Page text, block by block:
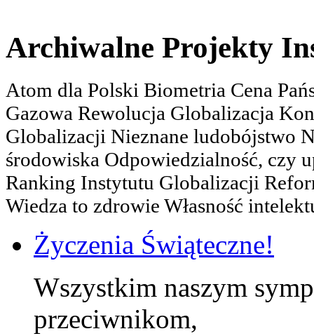
Archiwalne Projekty
Atom dla Polski Biometria Cena
Gazowa Rewolucja Globalizacja
Globalizacji Nieznane ludobójstwo
środowiska Odpowiedzialność, czy
Ranking Instytutu Globalizacji
Wiedza to zdrowie Własność
Życzenia Świąteczne!
Wszystkim naszym
przeciwnikom,